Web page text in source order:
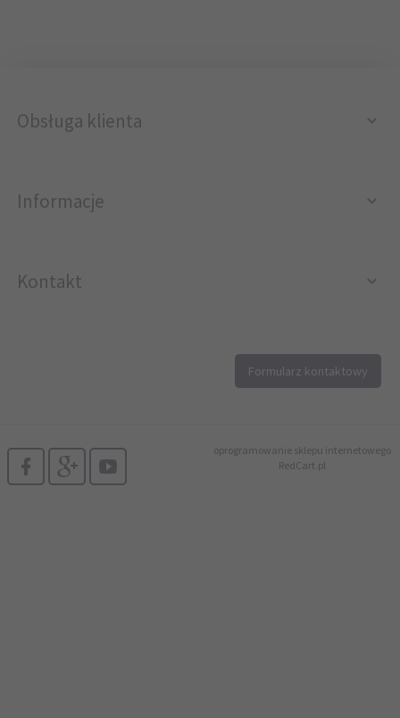
Obsługa klienta
Informacje
Kontakt
Formularz kontaktowy
oprogramowanie sklepu internetowego
RedCart.pl